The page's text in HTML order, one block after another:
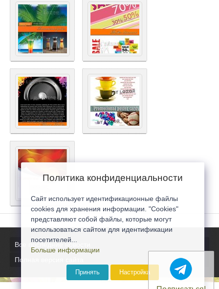
Все последние новости
Полная версия сайта
Политика конфиденциальности
Сайт использует идентификационные файлы
cookies для хранения информации. "Cookies"
представляют собой файлы, которые могут
использоваться сайтом для идентификации
посетителей...
Больше информации
Принять Настройка